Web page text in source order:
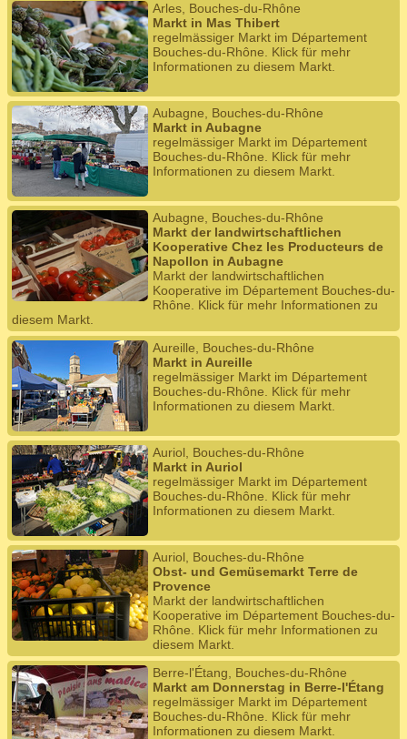
Arles, Bouches-du-Rhône
Markt in Mas Thibert
regelmässiger Markt im Département
Bouches-du-Rhône. Klick für mehr
Informationen zu diesem Markt.
Aubagne, Bouches-du-Rhône
Markt in Aubagne
regelmässiger Markt im Département
Bouches-du-Rhône. Klick für mehr
Informationen zu diesem Markt.
Aubagne, Bouches-du-Rhône
Markt der landwirtschaftlichen
Kooperative Chez les Producteurs de
Napollon in Aubagne
Markt der landwirtschaftlichen
Kooperative im Département Bouches-du-
Rhône. Klick für mehr Informationen zu
diesem Markt.
Aureille, Bouches-du-Rhône
Markt in Aureille
regelmässiger Markt im Département
Bouches-du-Rhône. Klick für mehr
Informationen zu diesem Markt.
Auriol, Bouches-du-Rhône
Markt in Auriol
regelmässiger Markt im Département
Bouches-du-Rhône. Klick für mehr
Informationen zu diesem Markt.
Auriol, Bouches-du-Rhône
Obst- und Gemüsemarkt Terre de
Provence
Markt der landwirtschaftlichen
Kooperative im Département Bouches-du-
Rhône. Klick für mehr Informationen zu
diesem Markt.
Berre-l'Étang, Bouches-du-Rhône
Markt am Donnerstag in Berre-l'Étang
regelmässiger Markt im Département
Bouches-du-Rhône. Klick für mehr
Informationen zu diesem Markt.